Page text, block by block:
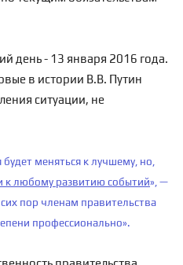
день - 13 января 2016 года.
в истории В.В. Путин
ситуации, не
меняться к лучшему, но,
к любому развитию событий», —
пор членам правительства
профессионально».